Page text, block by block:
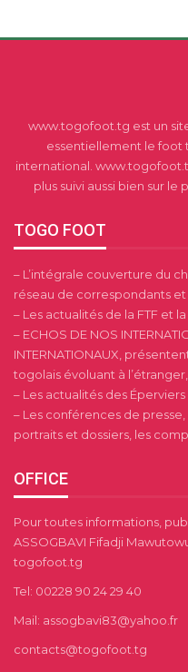
www.togofoot.tg est un
essentiellement le foot
international.
plus suivi aussi bien sur le
TOGO FOOT
– L’intégrale couverture du
réseau de correspondants
– Les actualités de la FTF et la
– ECHOS DE NOS
INTERNATIONAUX,
togolais évoluant à l’étranger,
– Les actualités des Éperviers
– Les conférences de
portraits et dossiers, les
OFFICE
Pour toutes informations,
ASSOGBAVI Fifadji
togofoot.tg
Tel: 00228 90 24 29 40
Mail: assogbavi83@yahoo.fr
contacts@togofoot.tg